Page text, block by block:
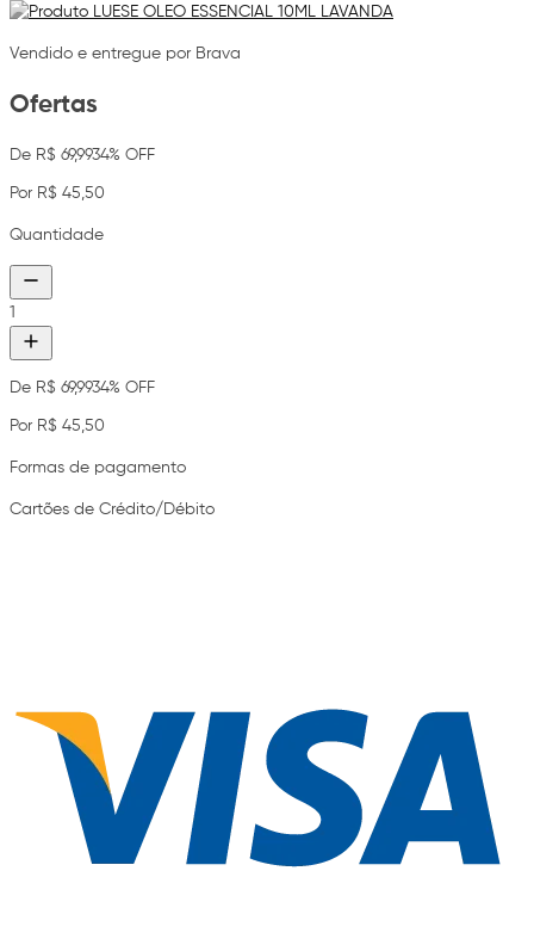
Vendido e entregue por Brava
Ofertas
De R$ 69,9934% OFF
Por R$ 45,50
Quantidade
1
De R$ 69,9934% OFF
Por R$ 45,50
Formas de pagamento
Cartões de Crédito/Débito